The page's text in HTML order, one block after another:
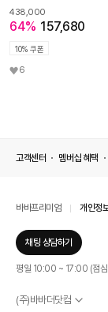
438,000
64% 157,680
10% 쿠폰
6
고객센터 멤버십 혜택
바바프리미엄 개인정
채팅 상담하기
평일 10:00 ~ 17:00 (점
(주)바바더닷컴